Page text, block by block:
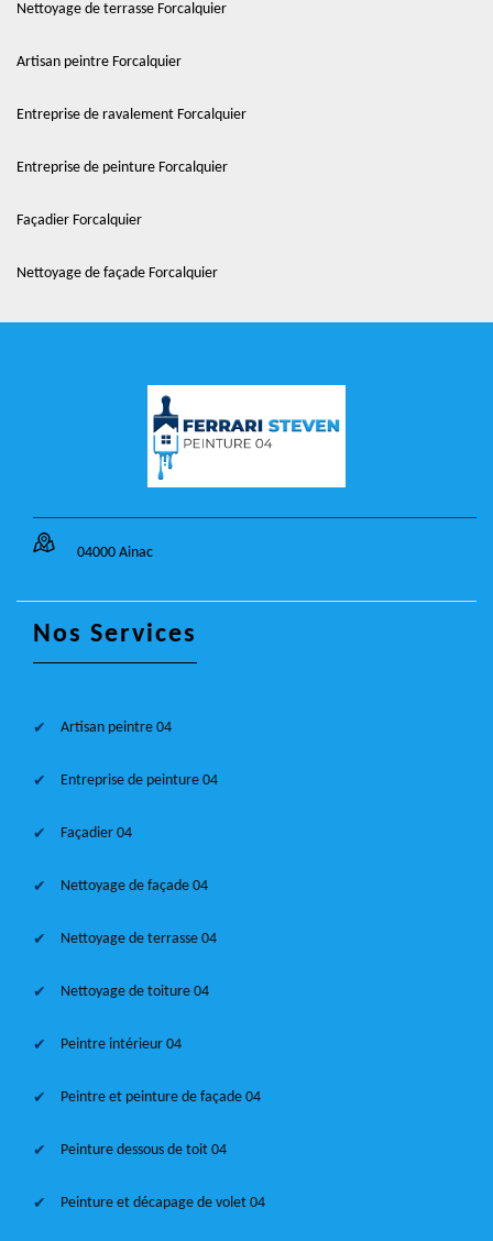
Nettoyage de terrasse Forcalquier
Artisan peintre Forcalquier
Entreprise de ravalement Forcalquier
Entreprise de peinture Forcalquier
Façadier Forcalquier
Nettoyage de façade Forcalquier
04000 Ainac
Nos Services
Artisan peintre 04
Entreprise de peinture 04
Façadier 04
Nettoyage de façade 04
Nettoyage de terrasse 04
Nettoyage de toiture 04
Peintre intérieur 04
Peintre et peinture de façade 04
Peinture dessous de toit 04
Peinture et décapage de volet 04